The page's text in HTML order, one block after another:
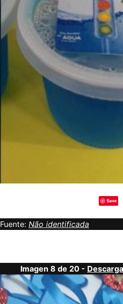
Save
Fuente: Não identificada
Imagen 8 de 20 -